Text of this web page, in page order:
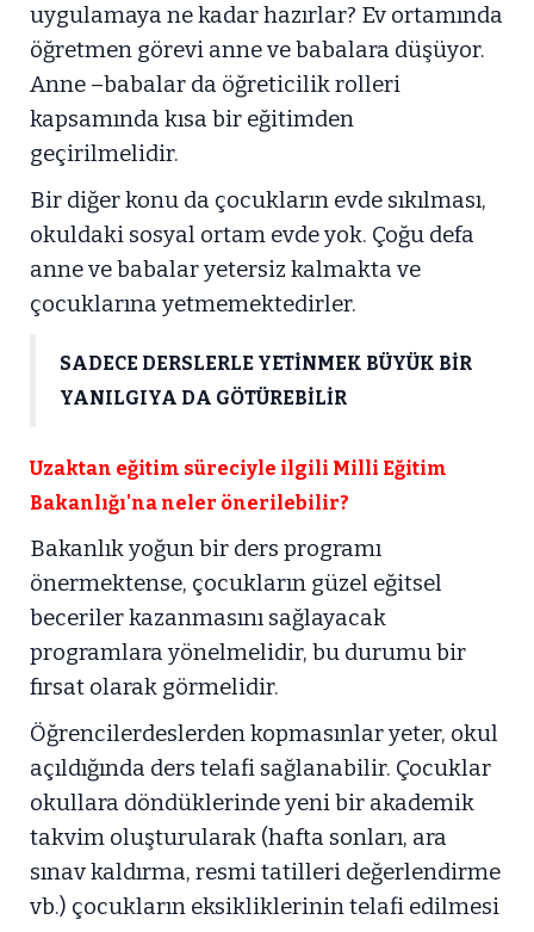
uygulamaya ne kadar hazırlar? Ev ortamında
öğretmen görevi anne ve babalara düşüyor.
Anne –babalar da öğreticilik rolleri
kapsamında kısa bir eğitimden
geçirilmelidir.
Bir diğer konu da çocukların evde sıkılması,
okuldaki sosyal ortam evde yok. Çoğu defa
anne ve babalar yetersiz kalmakta ve
çocuklarına yetmemektedirler.
SADECE DERSLERLE YETİNMEK BÜYÜK BİR
YANILGIYA DA GÖTÜREBİLİR
Uzaktan eğitim süreciyle ilgili Milli Eğitim
Bakanlığı'na neler önerilebilir?
Bakanlık yoğun bir ders programı
önermektense, çocukların güzel eğitsel
beceriler kazanmasını sağlayacak
programlara yönelmelidir, bu durumu bir
fırsat olarak görmelidir.
Öğrencilerdeslerden kopmasınlar yeter, okul
açıldığında ders telafi sağlanabilir. Çocuklar
okullara döndüklerinde yeni bir akademik
takvim oluşturularak (hafta sonları, ara
sınav kaldırma, resmi tatilleri değerlendirme
vb.) çocukların eksikliklerinin telafi edilmesi